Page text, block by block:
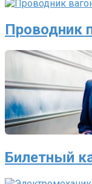
Проводник
Билетный